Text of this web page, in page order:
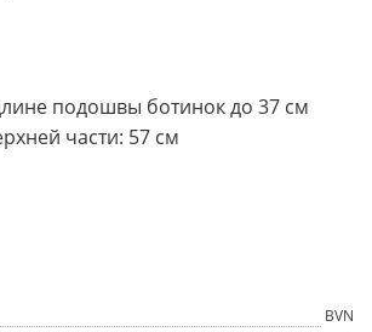
подошвы ботинок до 37 см
части: 57 см
BVN